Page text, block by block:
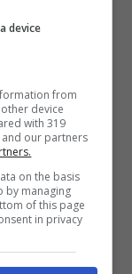
lana
e
fibre
per il
vento. I
vicino
device
from
device
with 319
and our partners
on the basis
by managing
of this page
in privacy